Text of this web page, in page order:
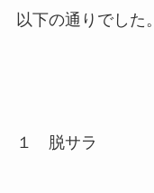
以下の通りでした。
１ 脱サラ